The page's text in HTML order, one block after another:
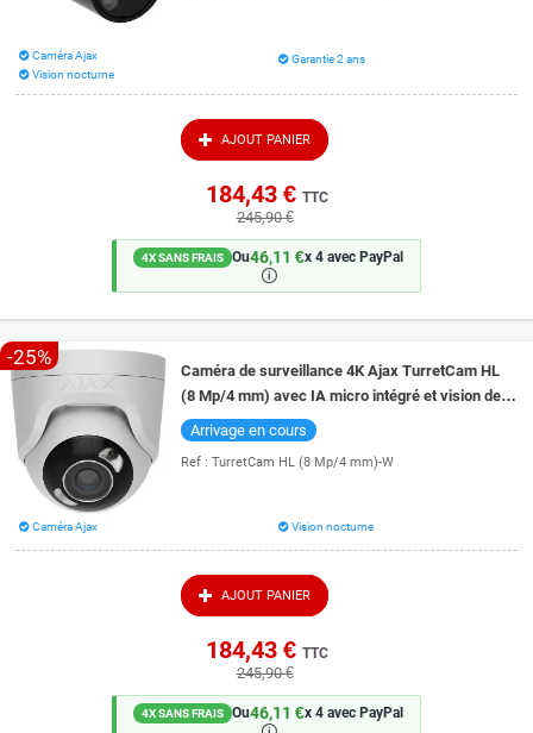
Caméra Ajax
Vision nocturne
Garantie 2 ans
AJOUT PANIER
184,43 € TTC
245,90 €
4X SANS FRAIS Ou46,11 €x 4 avec PayPal
🛈
-25%
Caméra de surveillance 4K Ajax TurretCam HL
(8 Mp/4 mm) avec IA micro intégré et vision de
nuit couleur 50 mètres
Arrivage en cours
Ref : TurretCam HL (8 Mp/4 mm)-W
Caméra Ajax Vision nocturne
AJOUT PANIER
184,43 € TTC
245,90 €
4X SANS FRAIS Ou46,11 €x 4 avec PayPal